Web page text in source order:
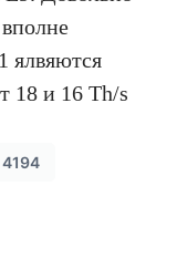
ялвяются
18 и 16 Th/s
4194